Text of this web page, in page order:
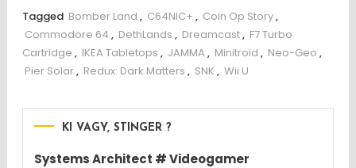
Tagged Bomber Land , C64NIC+ , Coin Op Story,
Commodore 64 , DethLands , Dreamcast, F7 Turbo
Cartridge , IKEA Tabletops , JAMMA , Minitroid , Neo-Geo ,
Pier Solar, Redux: Dark Matters , SNK , Wii U
KI VAGY, STINGER ?
Systems Architect # Videogamer